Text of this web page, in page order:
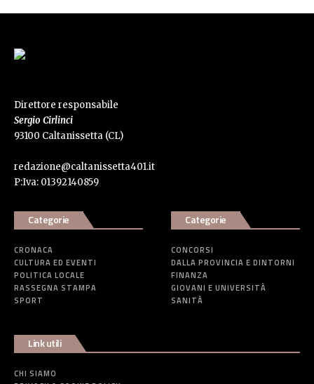
Direttore responsabile
Sergio Cirlinci
93100 Caltanissetta (CL)
redazione@caltanissetta401.it
P:Iva: 01392140859
Categorie
CRONACA
CULTURA ED EVENTI
POLITICA LOCALE
RASSEGNA STAMPA
SPORT
Categorie
CONCORSI
DALLA PROVINCIA E DINTORNI
FINANZA
GIOVANI E UNIVERSITÀ
SANITÀ
Link utili
CHI SIAMO